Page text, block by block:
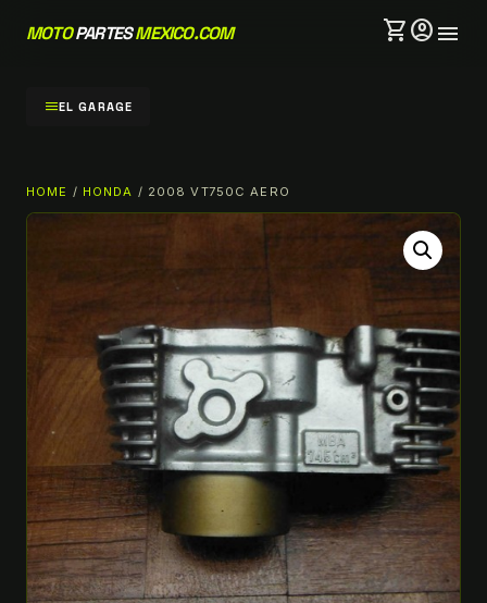
MOTOPARTESMEXICO.COM shopping_cartaccount_circlemenu
menuEL GARAGE
HOME / HONDA / 2008 VT750C AERO